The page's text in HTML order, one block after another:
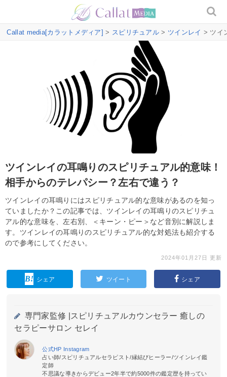
Callat media[カラットメディア] > スピリチュアル > ツインレイ > ツイ
ツインレイの耳鳴りのスピリチュアル的意味！
相手からのテレパシー？左右で違う？
ツインレイの耳鳴りにはスピリチュアル的な意味があるのを知っ
ていましたか？この記事では、ツインレイの耳鳴りのスピリチュ
アル的な意味を、左右別、＜キーン・ピー＞など音別に解説しま
す。ツインレイの耳鳴りのスピリチュアル的な対処法も紹介する
ので参考にしてください。
2024年01月27日 更新
シェア ツイート シェア
専門家監修 |
スピリチュアルカウンセラー 癒しの
セラピーサロン セレイ
公式HP Instagram
占い師/スピリチュアルセラピスト/縁結びヒーラー/ツインレイ鑑
定師
不思議な導きからデビュー2年半で約5000件の鑑定歴を持ってい